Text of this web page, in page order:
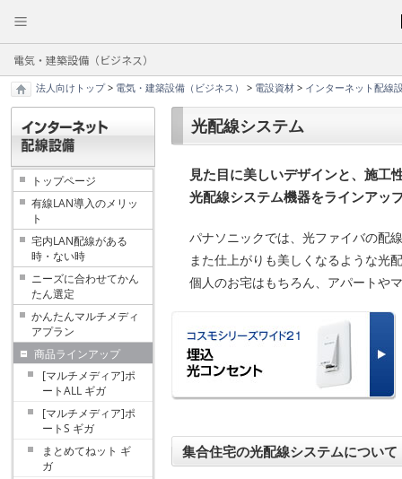
電気・建築設備（ビジネス）
法人向けトップ> 電気・建築設備（ビジネス） > 電設資材 > インターネット配線
トップページ
有線LAN導入のメリッ
ト
宅内LAN配線がある
時・ない時
ニーズに合わせてかん
たん選定
かんたんマルチメディ
アプラン
商品ラインアップ
[マルチメディア]ポ
ートALL ギガ
[マルチメディア]ポ
ートS ギガ
まとめてねット ギ
ガ
光配線システム
見た目に美しいデザインと、施工
光配線システム機器をラインアッ
パナソニックでは、光ファイバの配
また仕上がりも美しくなるような光
個人のお宅はもちろん、アパートや
集合住宅の光配線システムについて